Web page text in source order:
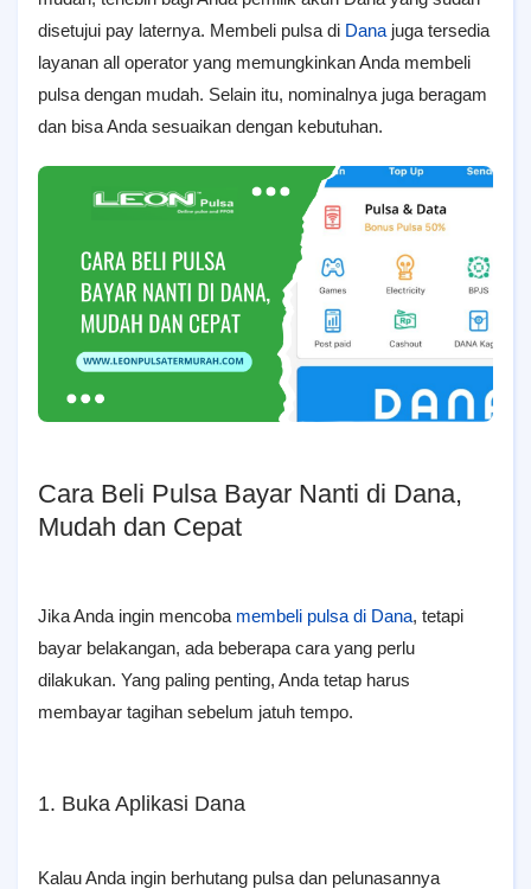
disetujui pay laternya. Membeli pulsa di Dana juga tersedia
layanan all operator yang memungkinkan Anda membeli
pulsa dengan mudah. Selain itu, nominalnya juga beragam
dan bisa Anda sesuaikan dengan kebutuhan.
Cara Beli Pulsa Bayar Nanti di Dana,
Mudah dan Cepat
Jika Anda ingin mencoba membeli pulsa di Dana, tetapi
bayar belakangan, ada beberapa cara yang perlu
dilakukan. Yang paling penting, Anda tetap harus
membayar tagihan sebelum jatuh tempo.
1. Buka Aplikasi Dana
Kalau Anda ingin berhutang pulsa dan pelunasannya